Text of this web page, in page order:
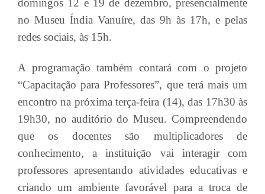
domingos 12 e 19 de dezembro, presencialmente
no Museu Índia Vanuíre, das 9h às 17h, e pelas
redes sociais, às 15h.
A programação também contará com o projeto
“Capacitação para Professores”, que terá mais um
encontro na próxima terça-feira (14), das 17h30 às
19h30, no auditório do Museu. Compreendendo
que os docentes são multiplicadores de
conhecimento, a instituição vai interagir com
professores apresentando atividades educativas e
criando um ambiente favorável para a troca de